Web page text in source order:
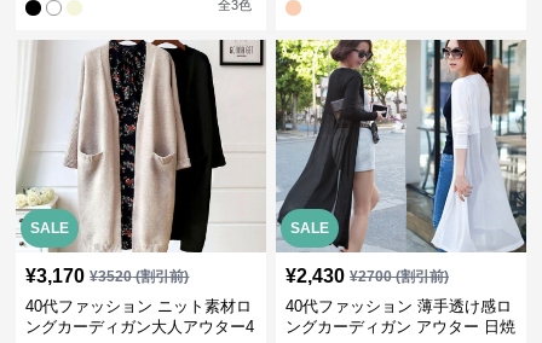
全3色
SALE
¥3,170 ¥3520(割引前)
40代ファッション ニット素材ロ
ングカーディガン大人アウター4
SALE
¥2,430 ¥2700(割引前)
40代ファッション 薄手透け感ロ
ングカーディガン アウター 日焼